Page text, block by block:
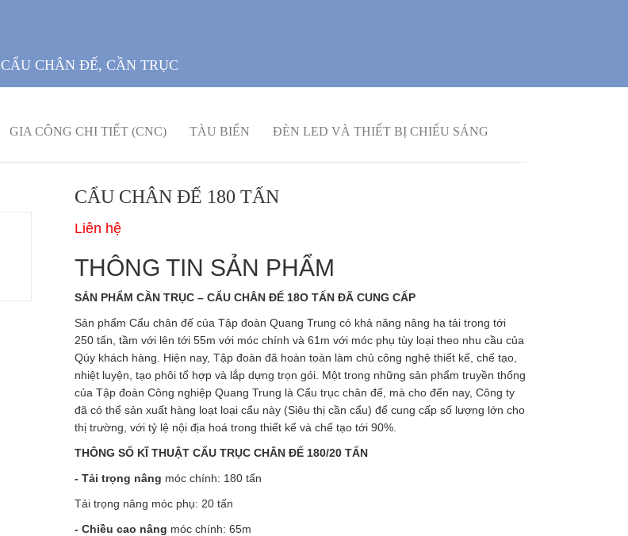
CẨU CHÂN ĐẾ, CẦN TRỤC
GIA CÔNG CHI TIẾT (CNC) TÀU BIỂN
ĐÈN LED VÀ THIẾT BỊ CHIẾU SÁNG
CẨU CHÂN ĐẾ 180 TẤN
Liên hệ
THÔNG TIN SẢN PHẨM
SẢN PHẨM CẦN TRỤC – CẨU CHÂN ĐẾ 18O TẤN ĐÃ CUNG CẤP
Sản phẩm Cẩu chân đế của Tập đoàn Quang Trung có khả năng nâng hạ tải trọng tới
250 tấn, tầm với lên tới 55m với móc chính và 61m với móc phụ tùy loại theo nhu cầu của
Qúy khách hàng. Hiện nay, Tập đoàn đã hoàn toàn làm chủ công nghệ thiết kế, chế tạo,
nhiệt luyện, tạo phôi tổ hợp và lắp dựng trọn gói. Một trong những sản phẩm truyền thống
của Tập đoàn Công nghiệp Quang Trung là Cẩu trục chân đế, mà cho đến nay, Công ty
đã có thể sản xuất hàng loạt loại cẩu này (Siêu thị cần cẩu) để cung cấp số lượng lớn cho
thị trường, với tỷ lệ nội địa hoá trong thiết kế và chế tạo tới 90%.
THÔNG SỐ KĨ THUẬT CẨU TRỤC CHÂN ĐẾ 180/20 TẤN
- Tải trọng nâng móc chính: 180 tấn
Tải trọng nâng móc phụ: 20 tấn
- Chiều cao nâng móc chính: 65m